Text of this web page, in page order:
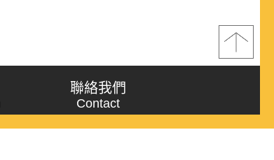
聯絡我們
Contact